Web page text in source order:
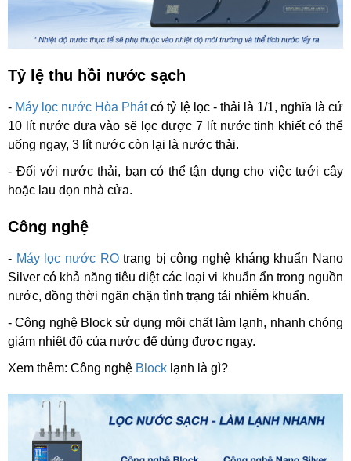
Tỷ lệ thu hồi nước sạch
- Máy lọc nước Hòa Phátcó tỷ lệ lọc - thải là 1/1, nghĩa là cứ
10 lít nước đưa vào sẽ lọc được 7 lít nước tinh khiết có thể
uống ngay, 3 lít nước còn lại là nước thải.
- Đối với nước thải, bạn có thể tận dụng cho việc tưới cây
hoặc lau dọn nhà cửa.
Công nghệ
- Máy lọc nước ROtrang bị công nghệ kháng khuẩn Nano
Silver có khả năng tiêu diệt các loại vi khuẩn ẩn trong nguồn
nước, đồng thời ngăn chặn tình trạng tái nhiễm khuẩn.
- Công nghệ Block sử dụng môi chất làm lạnh, nhanh chóng
giảm nhiệt độ của nước để dùng được ngay.
Xem thêm: Công nghệ Block lạnh là gì?